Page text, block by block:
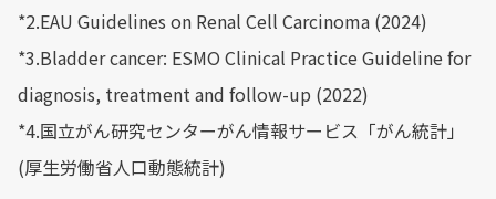
*2.EAU Guidelines on Renal Cell Carcinoma (2024)
*3.Bladder cancer: ESMO Clinical Practice Guideline for
diagnosis, treatment and follow-up (2022)
*4.国立がん研究センターがん情報サービス「がん統計」
(厚生労働省人口動態統計)